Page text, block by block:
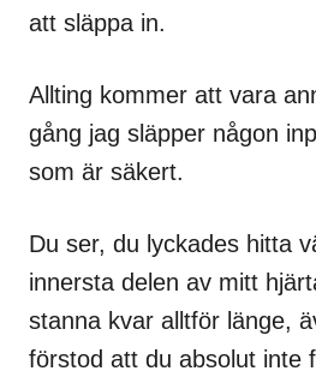
att släppa in.
Allting kommer att vara
gång jag släpper någon
som är säkert.
Du ser, du lyckades hitta
innersta delen av mitt
stanna kvar alltför länge,
förstod att du absolut inte